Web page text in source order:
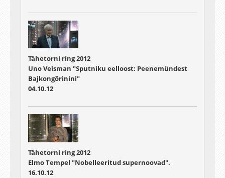
Tähetorni ring 2012
Uno Veisman "Sputniku eelloost: Peenemündest
Bajkongõrinini"
04.10.12
Tähetorni ring 2012
Elmo Tempel "Nobelleeritud supernoovad".
16.10.12